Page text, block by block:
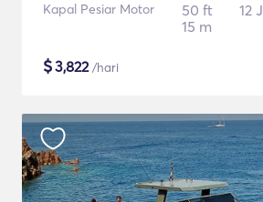
Kapal Pesiar Motor
50 ft
15 m
12
$3,822/hari